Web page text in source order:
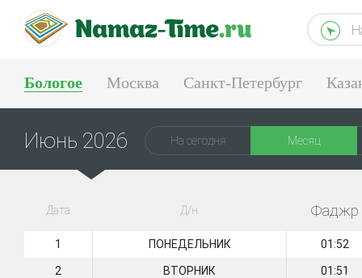
Бологое Москва Санкт-Петербург
Июнь 2026 На сегодня Месяц
Дата Д/н Фаджр
1 ПОНЕДЕЛЬНИК 01:52
2 ВТОРНИК 01:51